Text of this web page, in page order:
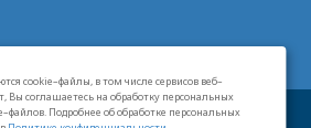
cookie–файлы, в том числе сервисов веб–
Вы соглашаетесь на обработку персональных
Подробнее об обработке персональных